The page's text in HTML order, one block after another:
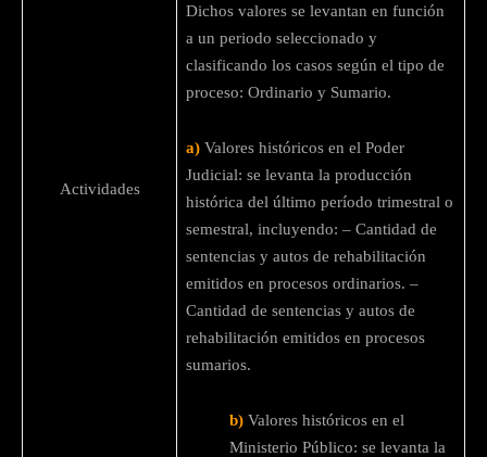
Actividades
Dichos valores se levantan en función
a un periodo seleccionado y
clasificando los casos según el tipo de
proceso: Ordinario y Sumario.
a) Valores históricos en el Poder
Judicial: se levanta la producción
histórica del último período trimestral o
semestral, incluyendo: – Cantidad de
sentencias y autos de rehabilitación
emitidos en procesos ordinarios. –
Cantidad de sentencias y autos de
rehabilitación emitidos en procesos
sumarios.
b) Valores históricos en el
Ministerio Público: se levanta la